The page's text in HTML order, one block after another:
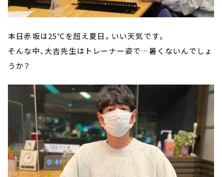
本日赤坂は25℃を超え夏日。いい天気です。
そんな中、大吉先生はトレーナー姿で…暑くないんでしょ
うか？